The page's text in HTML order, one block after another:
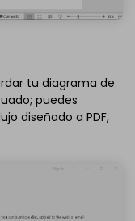
tu diagrama de
puedes
diseñado a PDF,